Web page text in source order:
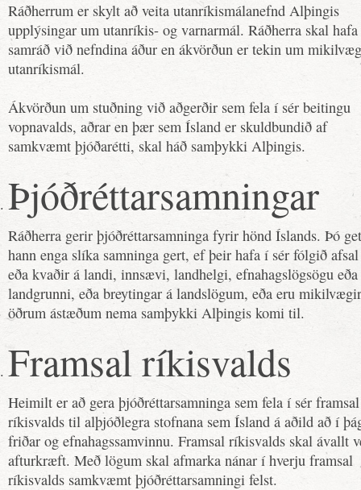
Ráðherrum er skylt að veita utanríkismálanefnd Alþingis
upplýsingar um utanríkis- og varnarmál. Ráðherra skal hafa
samráð við nefndina áður en ákvörðun er tekin um mikilvæg
utanríkismál.
Ákvörðun um stuðning við aðgerðir sem fela í sér beitingu
vopnavalds, aðrar en þær sem Ísland er skuldbundið af
samkvæmt þjóðarétti, skal háð samþykki Alþingis.
Þjóðréttarsamningar
Ráðherra gerir þjóðréttarsamninga fyrir hönd Íslands. Þó
hann enga slíka samninga gert, ef þeir hafa í sér fólgið afsal
eða kvaðir á landi, innsævi, landhelgi, efnahagslögsögu eða
landgrunni, eða breytingar á landslögum, eða eru
öðrum ástæðum nema samþykki Alþingis komi til.
Framsal ríkisvalds
Heimilt er að gera þjóðréttarsamninga sem fela í sér framsal
ríkisvalds til alþjóðlegra stofnana sem Ísland á aðild að í
friðar og efnahagssamvinnu. Framsal ríkisvalds skal ávallt
afturkræft. Með lögum skal afmarka nánar í hverju framsal
ríkisvalds samkvæmt þjóðréttarsamningi felst.